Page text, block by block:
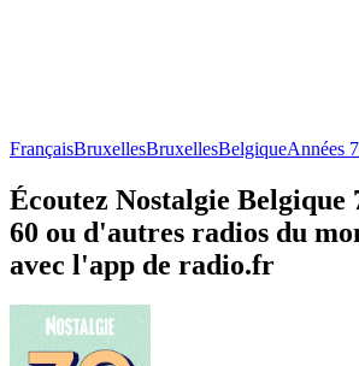
FrançaisBruxellesBruxellesBelgiqueAnnées
Écoutez Nostalgie Belgique
60 ou d'autres radios du
avec l'app de radio.fr